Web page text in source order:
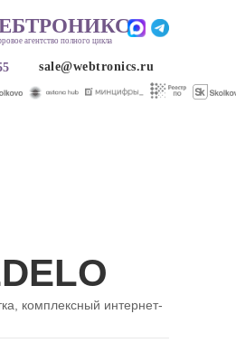
sale@webtronics.ru
агентство полного цикла
sale@webtronics.ru
55
агентство полного цикла
комплексный интернет-